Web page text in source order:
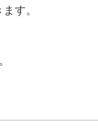
す。